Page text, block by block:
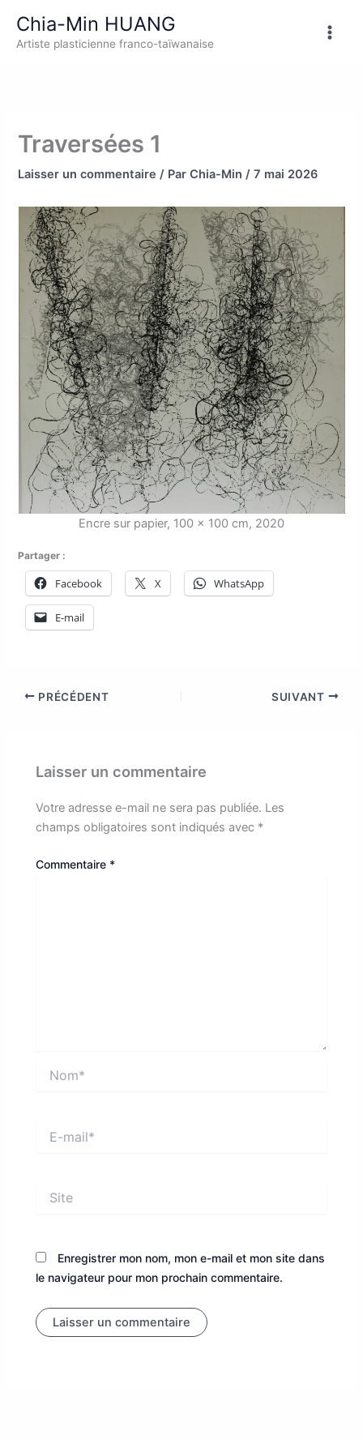
contenu
Chia-Min HUANG
Artiste plasticienne franco-taïwanaise
Traversées 1
Laisser un commentaire / ParChia-Min/7 mai 2026
Encre sur papier, 100 x 100 cm, 2020
Partager :
Facebook X WhatsApp
E-mail
PRÉCÉDENT SUIVANT
Laisser un commentaire
Votre adresse e-mail ne sera pas publiée. Les
champs obligatoires sont indiqués avec *
Commentaire *
mail*
Enregistrer mon nom, mon e-mail et mon site dans
le navigateur pour mon prochain commentaire.